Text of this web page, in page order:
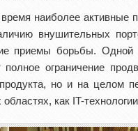
наиболее
внушительных
приемы борьбы. Одной
полное ограничение
но и на целом
областях, как IT-